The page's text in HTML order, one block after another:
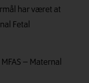
har været at
Fetal
– Maternal